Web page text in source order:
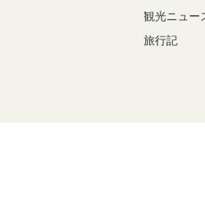
観光ニュー
旅行記